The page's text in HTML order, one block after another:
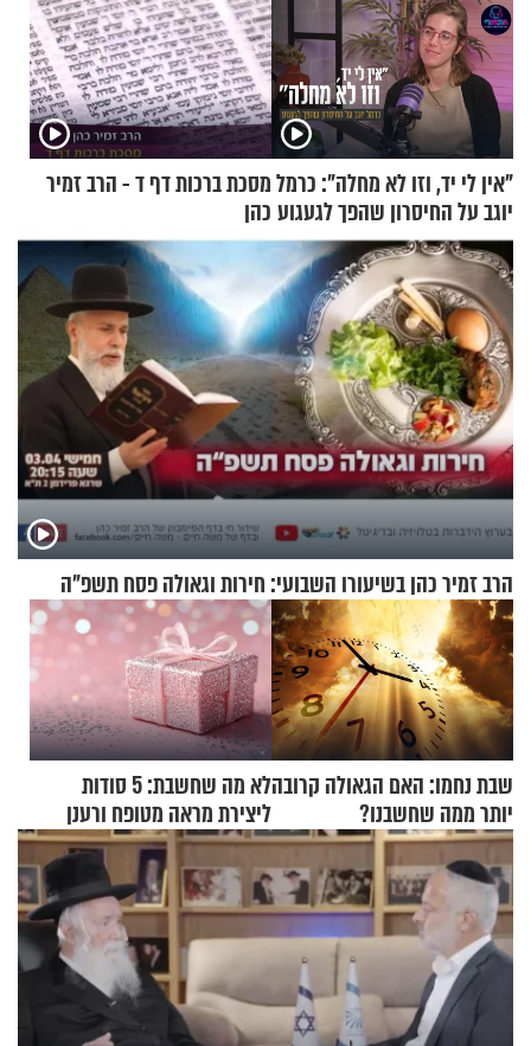
"אין לי יד, וזו לא מחלה": כרמל
יוגב על החיסרון שהפך לגעגוע
מסכת ברכות דף ד - הרב זמיר
כהן
הרב זמיר כהן בשיעורו השבועי: חירות וגאולה פסח תשפ"ה
שבת נחמו: האם הגאולה קרובה
יותר ממה שחשבנו?
לא מה שחשבת: 5 סודות
ליצירת מראה מטופח ורענן